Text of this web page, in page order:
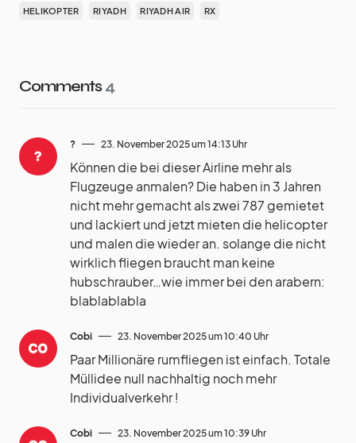
HELIKOPTER RIYADH RIYADH AIR RX
Comments4
? 23. November 2025 um 14:13 Uhr
Können die bei dieser Airline mehr als
Flugzeuge anmalen? Die haben in 3 Jahren
nicht mehr gemacht als zwei 787 gemietet
und lackiert und jetzt mieten die helicopter
und malen die wieder an. solange die nicht
wirklich fliegen braucht man keine
hubschrauber…wie immer bei den arabern:
blablablabla
Cobi 23. November 2025 um 10:40 Uhr
Paar Millionäre rumfliegen ist einfach. Totale
Müllidee null nachhaltig noch mehr
Individualverkehr !
Cobi 23. November 2025 um 10:39 Uhr